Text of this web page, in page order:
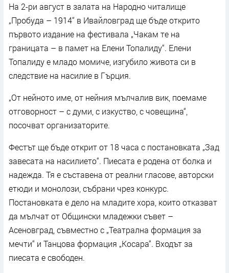
На 2-ри август в залата на Народно читалище
„Пробуда – 1914“ в Ивайловград ще бъде открито
първото издание на фестивала „Чакам те на
границата – в памет на Елени Топалиду“. Елени
Топалиду е младо момиче, изгубило живота си в
следствие на насилие в Гърция.
„От нейното име, от нейния мълчалив вик, поемаме
отговорност – с думи, с изкуство, с човещина“,
посочват организаторите.
Фестът ще бъде открит от 18 часа с постановката „Зад
завесата на насилието“. Пиесата е родена от болка и
надежда. Тя е съставена от реални гласове, авторски
етюди и монолози, събрани чрез конкурс.
Постановката е дело на младите хора, които отказват
да мълчат от Общински младежки съвет –
Асеновград, съвместно с „Театрална формация за
мечти“ и Танцова формация „Косара“. Входът за
пиесата е свободен.